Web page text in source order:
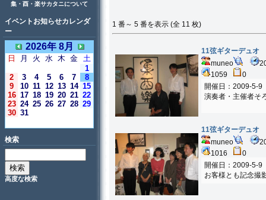
集・酉・楽サカタニについて
イベントお知らせカレンダ
ー
2026年 8月
日 月 火 水 木 金 土
1
2
3 4 5 6 7
8
9
10 11 12 13 14 15
16 17 18 19 20 21 22
23 24 25 26 27 28 29
30 31
検索
高度な検索
1 番～ 5 番を表示 (全 11 枚)
11弦ギターデュ
muneo
1059
0
開催日：2009-5-9
演奏者・主催者そ
11弦ギターデュ
muneo
1016
0
開催日：2009-5-9
お客様とも記念撮